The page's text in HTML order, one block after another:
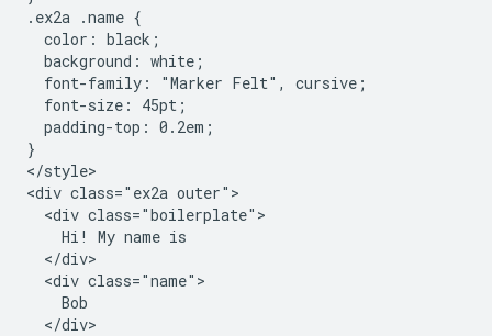
.ex2a .name {
  color: black;
  background: white;
  font-family: "Marker Felt", cursive;
  font-size: 45pt;
  padding-top: 0.2em;
}
</style>
<div class="ex2a outer">
  <div class="boilerplate">
    Hi! My name is
  </div>
  <div class="name">
    Bob
  </div>